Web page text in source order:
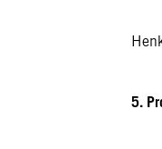
5.